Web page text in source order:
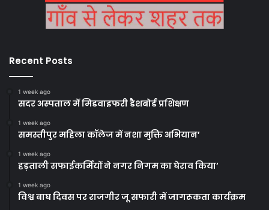
Recent Posts
1 week ago
सदर अस्पताल में मिडवाइफरी डैशबोर्ड प्रशिक्षण
1 week ago
समस्तीपुर महिला कॉलेज में नशा मुक्ति अभियान’
1 week ago
हड़ताली सफाईकर्मियों ने नगर निगम का घेराव किया’
1 week ago
विश्व बाघ दिवस पर राजगीर जू सफारी में जागरूकता कार्यक्रम